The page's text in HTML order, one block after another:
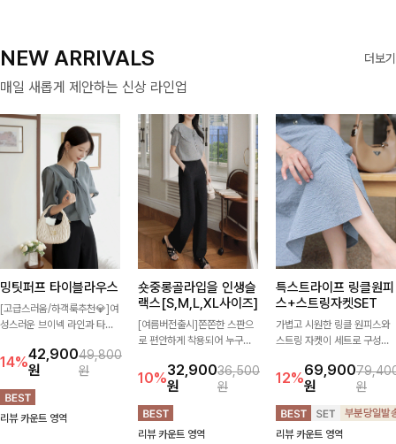
NEW ARRIVALS 더보기
매일 새롭게 제안하는 신상 라인업
밍팃퍼프 타이블라우스
[고급스러움/하객룩추천💎]여
성스러운 브이넥 라인과 타이
드를 완성해주는 7부 블라우
스 🤍 여유로운 7부 소매로 편
안하게 착용되며 데일리룩부터
출근룩, 하객룩까지 세련된 스
타일링을 연출하기 좋은 아이
14%42,900
원
49,800
원
리뷰 카운트 영역
숏중롱골라입을 인생슬
랙스[S,M,L,XL사이즈]
[여름버전출시]쫀쫀한 스판으
로 편안하게 착용되어 누구나
본·롱 기장과 와이드·부츠컷 핏
까지 취향에 맞게 선택할 수 있
어 더욱 만족스러워요
10%32,900
원
36,500
원
리뷰 카운트 영역
특스트라이프 링클원피
스+스트링자켓SET
가볍고 시원한 링클 원피스와
스트링 자켓이 세트로 구성되
스타일링을 연출해주는 아이템
🤍 따로 또 같이 활용하기 좋
아 실용적이며, 스트링 디테일
로 다양한 핏을 연출할 수 있어
데일리부터 여행룩까지 멋스럽
12%69,900
원
원
리뷰 카운트 영역